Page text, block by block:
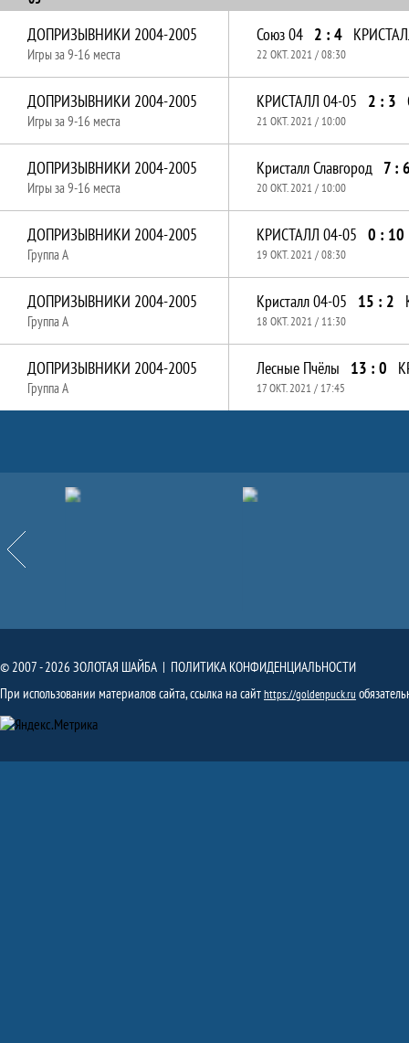
ДОПРИЗЫВНИКИ 2004-2005
Игры за 9-16 места
Союз 04 2 : 4
22 ОКТ. 2021 / 08:30
ДОПРИЗЫВНИКИ 2004-2005
Игры за 9-16 места
КРИСТАЛЛ 04-05 2 : 3
21 ОКТ. 2021 / 10:00
ДОПРИЗЫВНИКИ 2004-2005
Игры за 9-16 места
Кристалл Славгород 7 :
20 ОКТ. 2021 / 10:00
ДОПРИЗЫВНИКИ 2004-2005
Группа A
КРИСТАЛЛ 04-05 0 : 10
19 ОКТ. 2021 / 08:30
ДОПРИЗЫВНИКИ 2004-2005
Группа A
Кристалл 04-05 15 : 2
18 ОКТ. 2021 / 11:30
ДОПРИЗЫВНИКИ 2004-2005
Группа A
Лесные Пчёлы 13 : 0
17 ОКТ. 2021 / 17:45
Назад
Партнёры
© 2007 - 2026 ЗОЛОТАЯ ШАЙБА | ПОЛИТИКА КОНФИДЕНЦИАЛЬНОСТИ
При использовании материалов сайта, ссылка на сайтhttps://goldenpuck.ru